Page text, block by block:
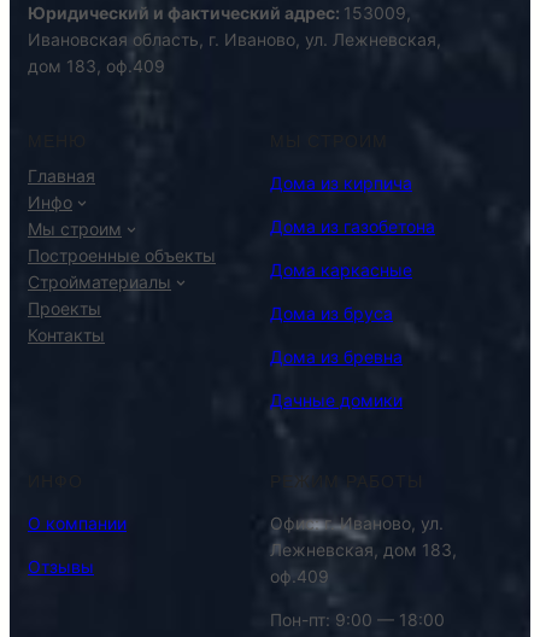
Юридический и фактический адрес: 153009,
Ивановская область, г. Иваново, ул. Лежневская,
дом 183, оф.409
Главная
Инфо
Мы строим
Построенные объекты
Стройматериалы
Проекты
Контакты
Дома из кирпича
Дома из газобетона
Дома каркасные
Дома из бруса
Дома из бревна
Дачные домики
О компании
Отзывы
Офис: г. Иваново, ул.
Лежневская, дом 183,
оф.409
Пон-пт: 9:00 — 18:00